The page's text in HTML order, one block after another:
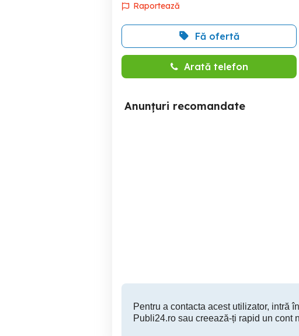
Raportează
Fă ofertă
Arată telefon
Anunțuri recomandate
Pentru a contacta acest utilizator, intră
Publi24.ro sau creează-ți rapid un cont